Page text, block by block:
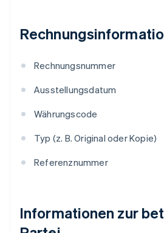
Rechnungsnummer
Ausstellungsdatum
Währungscode
Typ (z. B. Original oder Kopie)
Referenznummer
Informationen zur